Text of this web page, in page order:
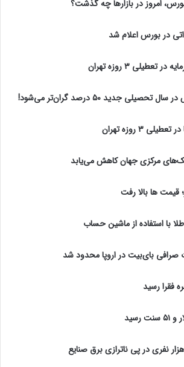
امروز در بازارها چه گذشت؟
در بورس اعلام شد
۳ روزه تهران
جدید ۵۰ درصد گران‌تر می‌شود!
۳ روزه تهران
مرکزی جهان کاهش می‌یابد
قیمت ها بالا رفت
با استفاده از ماشین حساب
صرافی بای‌بیت در اروپا محدود شد
فقرا رسید